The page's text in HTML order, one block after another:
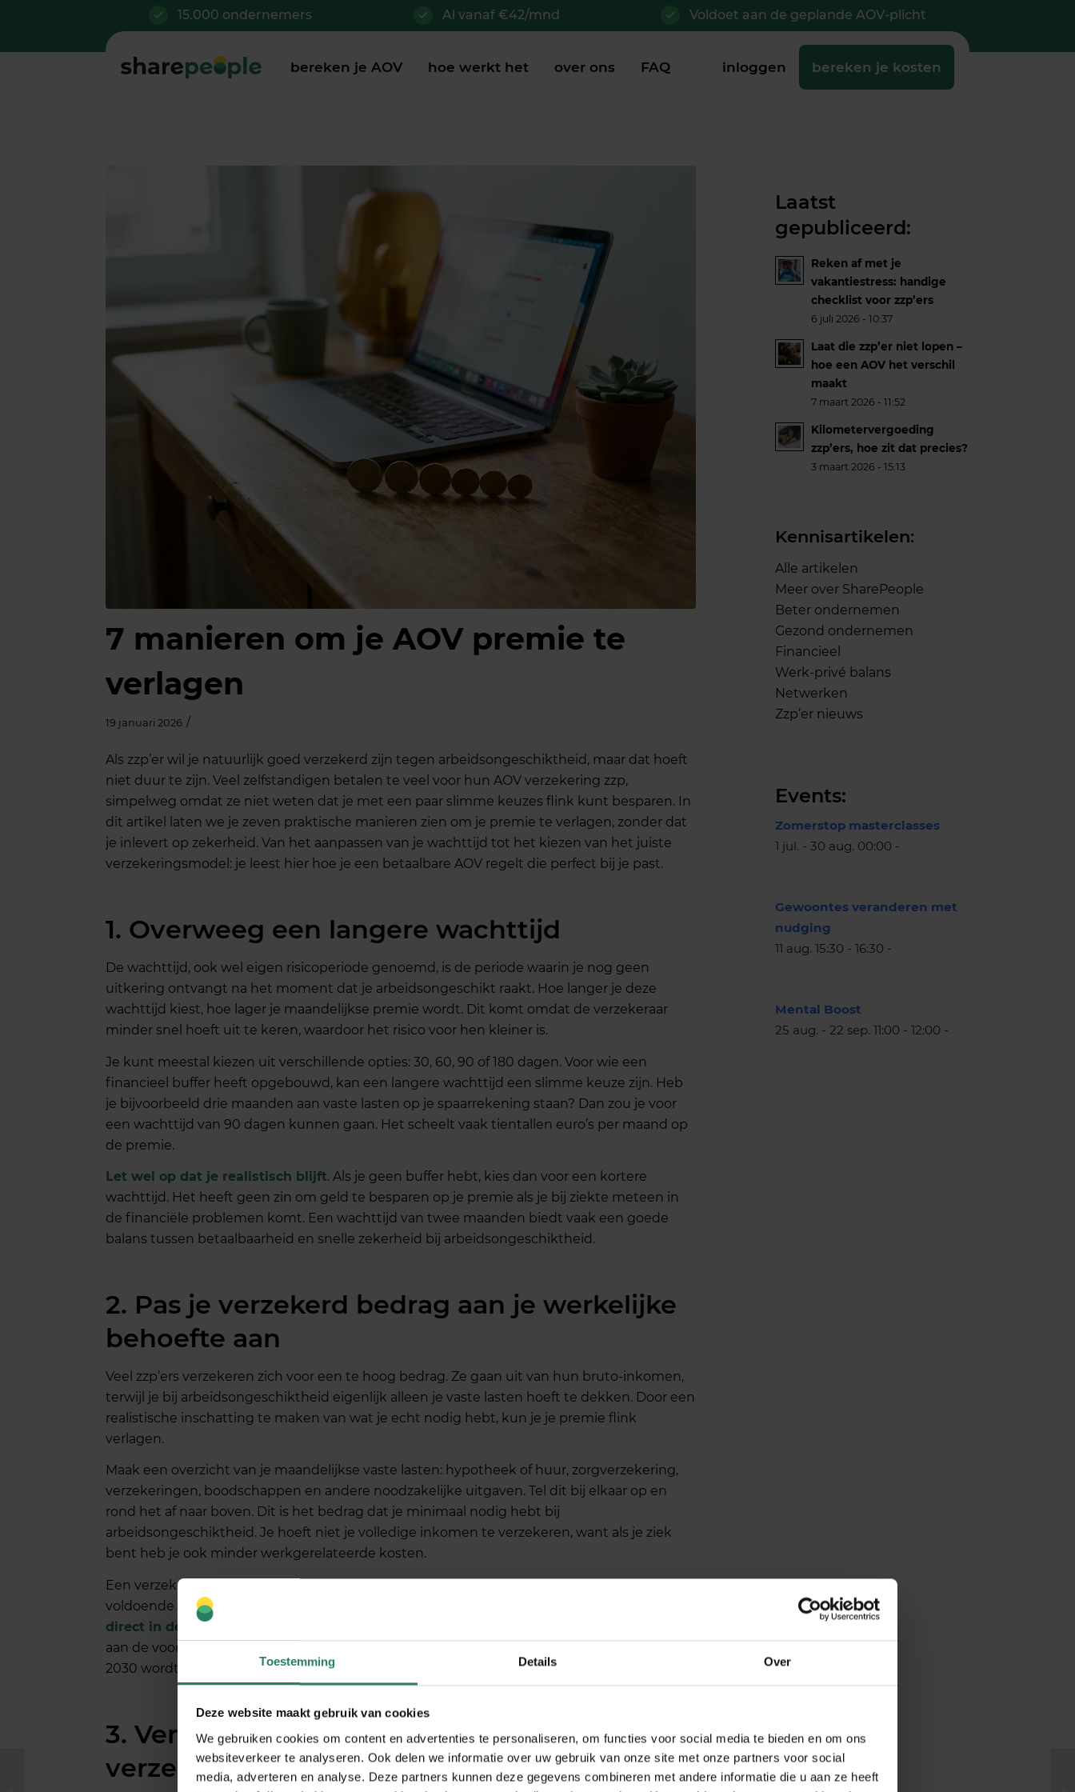
Toestemming Details Over
Deze website maakt gebruik van cookies
We gebruiken cookies om content en advertenties te personaliseren, om functies voor social media te bieden en om ons
websiteverkeer te analyseren. Ook delen we informatie over uw gebruik van onze site met onze partners voor social
media, adverteren en analyse. Deze partners kunnen deze gegevens combineren met andere informatie die u aan ze heeft
15.000 ondernemers Al vanaf €42/mnd Voldoet aan de geplande AOV-plicht
bereken je AOV hoe werkt het over ons FAQ inloggen bereken je kosten
7 manieren om je AOV premie te
verlagen
19 januari 2026 /
Als zzp’er wil je natuurlijk goed verzekerd zijn tegen arbeidsongeschiktheid, maar dat hoeft
niet duur te zijn. Veel zelfstandigen betalen te veel voor hun AOV verzekering zzp,
simpelweg omdat ze niet weten dat je met een paar slimme keuzes flink kunt besparen. In
dit artikel laten we je zeven praktische manieren zien om je premie te verlagen, zonder dat
je inlevert op zekerheid. Van het aanpassen van je wachttijd tot het kiezen van het juiste
verzekeringsmodel: je leest hier hoe je een betaalbare AOV regelt die perfect bij je past.
1. Overweeg een langere wachttijd
De wachttijd, ook wel eigen risicoperiode genoemd, is de periode waarin je nog geen
uitkering ontvangt na het moment dat je arbeidsongeschikt raakt. Hoe langer je deze
wachttijd kiest, hoe lager je maandelijkse premie wordt. Dit komt omdat de verzekeraar
minder snel hoeft uit te keren, waardoor het risico voor hen kleiner is.
Je kunt meestal kiezen uit verschillende opties: 30, 60, 90 of 180 dagen. Voor wie een
financieel buffer heeft opgebouwd, kan een langere wachttijd een slimme keuze zijn. Heb
je bijvoorbeeld drie maanden aan vaste lasten op je spaarrekening staan? Dan zou je voor
een wachttijd van 90 dagen kunnen gaan. Het scheelt vaak tientallen euro’s per maand op
de premie.
Let wel op dat je realistisch blijft. Als je geen buffer hebt, kies dan voor een kortere
wachttijd. Het heeft geen zin om geld te besparen op je premie als je bij ziekte meteen in
de financiële problemen komt. Een wachttijd van twee maanden biedt vaak een goede
balans tussen betaalbaarheid en snelle zekerheid bij arbeidsongeschiktheid.
2. Pas je verzekerd bedrag aan je werkelijke
behoefte aan
Veel zzp’ers verzekeren zich voor een te hoog bedrag. Ze gaan uit van hun bruto-inkomen,
terwijl je bij arbeidsongeschiktheid eigenlijk alleen je vaste lasten hoeft te dekken. Door een
realistische inschatting te maken van wat je echt nodig hebt, kun je je premie flink
verlagen.
Maak een overzicht van je maandelijkse vaste lasten: hypotheek of huur, zorgverzekering,
verzekeringen, boodschappen en andere noodzakelijke uitgaven. Tel dit bij elkaar op en
rond het af naar boven. Dit is het bedrag dat je minimaal nodig hebt bij
arbeidsongeschiktheid. Je hoeft niet je volledige inkomen te verzekeren, want als je ziek
bent heb je ook minder werkgerelateerde kosten.
Een verzekerd bedrag van €1.500 tot €3.000 netto per maand is voor veel kenniswerkers
voldoende om de vaste lasten te dekken.
direct in de maandelijkse premie
aan de voorwaarden voor vrijstelling van
2030 wordt ingevoerd.
3. Vergelijk verschillende
verzekeringsmodellen
Laatst
gepubliceerd:
Reken af met je
vakantiestress: handige
checklist voor zzp’ers
6 juli 2026 - 10:37
Laat die zzp’er niet lopen –
hoe een AOV het verschil
maakt
7 maart 2026 - 11:52
Kilometervergoeding
zzp’ers, hoe zit dat precies?
3 maart 2026 - 15:13
Kennisartikelen:
Alle artikelen
Meer over SharePeople
Beter ondernemen
Gezond ondernemen
Financieel
Werk-privé balans
Netwerken
Zzp’er nieuws
Events:
Zomerstop masterclasses
1 jul. - 30 aug. 00:00 -
Gewoontes veranderen met
nudging
11 aug. 15:30 - 16:30 -
Mental Boost
25 aug. - 22 sep. 11:00 - 12:00 -
7 voordelen van